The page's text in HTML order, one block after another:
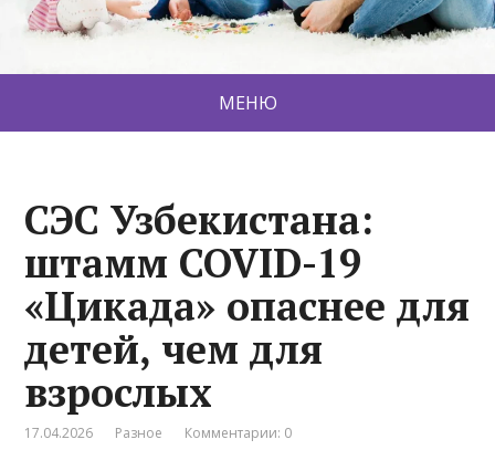
МЕНЮ
СЭС Узбекистана:
штамм COVID-19
«Цикада» опаснее для
детей, чем для
взрослых
17.04.2026 Разное Комментарии: 0